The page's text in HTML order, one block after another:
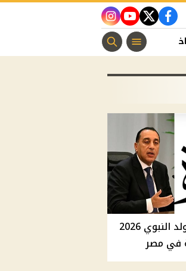
facebook
twitter
youtube
instagram
اخبار الفن منوعات مسيحية
موقف ترحيل إجازة المولد النبوي 2026
في مصر